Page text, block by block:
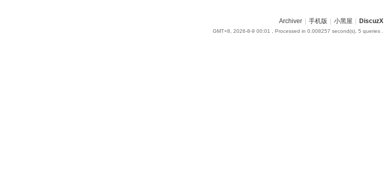
Archiver 手机版 小黑屋 DiscuzX
GMT+8, 2026-8-9 00:01 , Processed in 0.008257 second(s), 5 queries .